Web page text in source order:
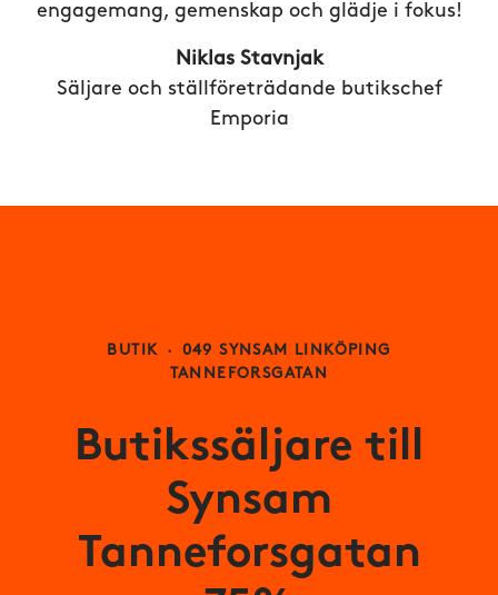
engagemang, gemenskap och glädje i fokus!
Niklas Stavnjak
Säljare och ställföreträdande butikschef
Emporia
BUTIK ·
049 SYNSAM LINKÖPING
TANNEFORSGATAN
Butikssäljare till
Synsam
Tanneforsgatan